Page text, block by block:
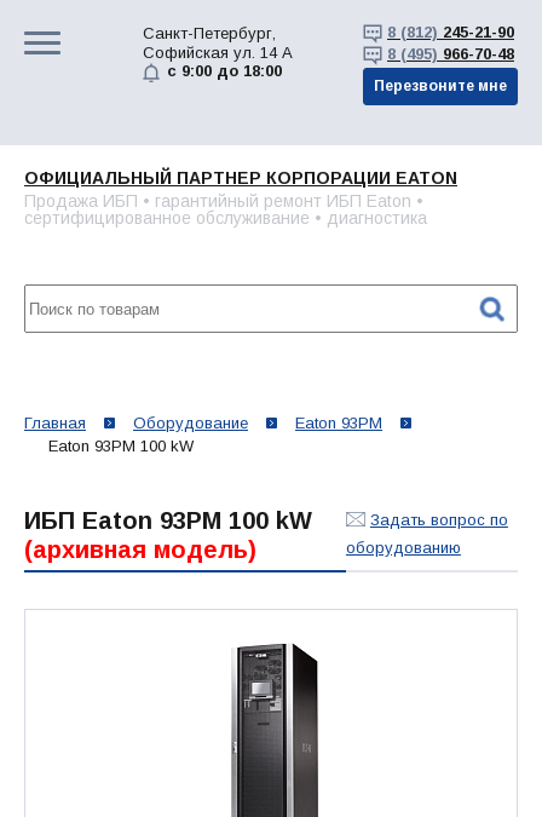
Санкт-Петербург,
Софийская ул. 14 А
с 9:00 до 18:00
8 (812) 245-21-90
8 (495) 966-70-48
Перезвоните мне
ОФИЦИАЛЬНЫЙ ПАРТНЕР КОРПОРАЦИИ EATON
Продажа ИБП • гарантийный ремонт ИБП Eaton •
сертифицированное обслуживание • диагностика
Главная Оборудование
Eaton 93PM
Eaton 93PM 100 kW
ИБП Eaton 93PM 100 kW
(архивная модель)
Задать вопрос по
оборудованию